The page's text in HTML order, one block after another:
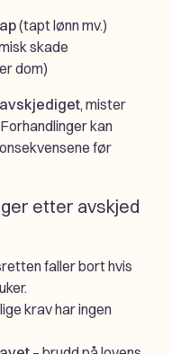
(tapt lønn mv.)
skade
dom)
, mister
kan
før
etter avskjed
faller bort hvis
krav har ingen